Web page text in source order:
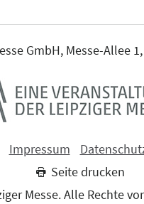
GmbH, Messe-Allee
Impressum
Seite drucken
Messe. Alle Rechte